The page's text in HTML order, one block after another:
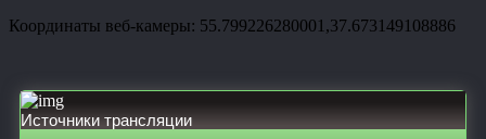
Координаты веб-камеры: 55.799226280001,37.673149108886
Источники трансляции